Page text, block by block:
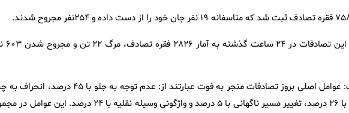
رئیس پلیس راه راهور
کرمی اسد در خصوص علل وقوع تصادفات گفت: عوامل اصلی بروز تصادفات منجر به فوت عبارتند از: عدم توجه به جلو با ۴۵
با ۱۱ درصد، عدم توانایی در کنترل وسیله نقلیه با ۲۶ درصد، تغییر مسیر ناگهانی با ۵ درصد و واژگونی وسیله نقلیه با ۲۴ درصد. این